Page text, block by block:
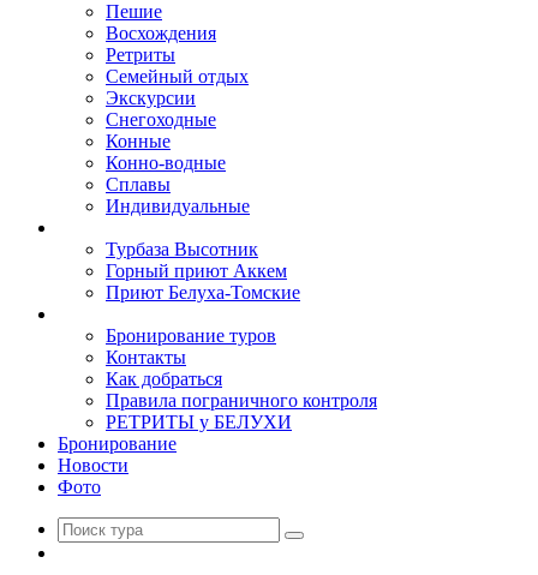
Пешие
Восхождения
Ретриты
Семейный отдых
Экскурсии
Снегоходные
Конные
Конно-водные
Сплавы
Индивидуальные
Турбаза Высотник
Горный приют Аккем
Приют Белуха-Томские
Бронирование туров
Контакты
Как добраться
Правила пограничного контроля
РЕТРИТЫ у БЕЛУХИ
Бронирование
Новости
Фото